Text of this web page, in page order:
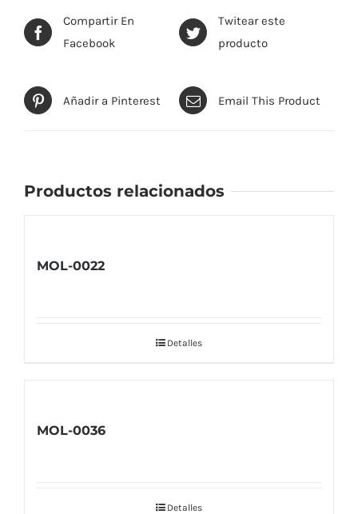
Compartir En
Facebook
Twitear este
producto
Añadir a Pinterest Email This Product
Productos relacionados
MOL-0022
Detalles
MOL-0036
Detalles